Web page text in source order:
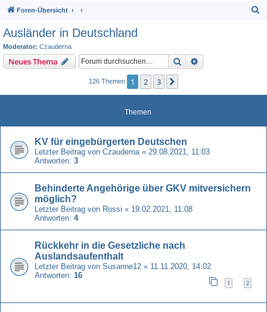
Foren-Übersicht
Ausländer in Deutschland
Moderator: Czauderna
Neues Thema Suche
126 Themen 1 2 3
Themen
KV für eingebürgerten Deutschen
Letzter Beitrag von Czauderna « 29.08.2021, 11:03
Antworten: 3
Behinderte Angehörige über GKV mitversichern
möglich?
Letzter Beitrag von Rossi « 19.02.2021, 11:08
Antworten: 4
Rückkehr in die Gesetzliche nach
Auslandsaufenthalt
Letzter Beitrag von Susanne12 « 11.11.2020, 14:02
Antworten: 16
1 2